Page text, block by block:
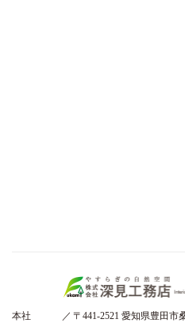
本社 ／ 〒441-2521 愛知県豊田市